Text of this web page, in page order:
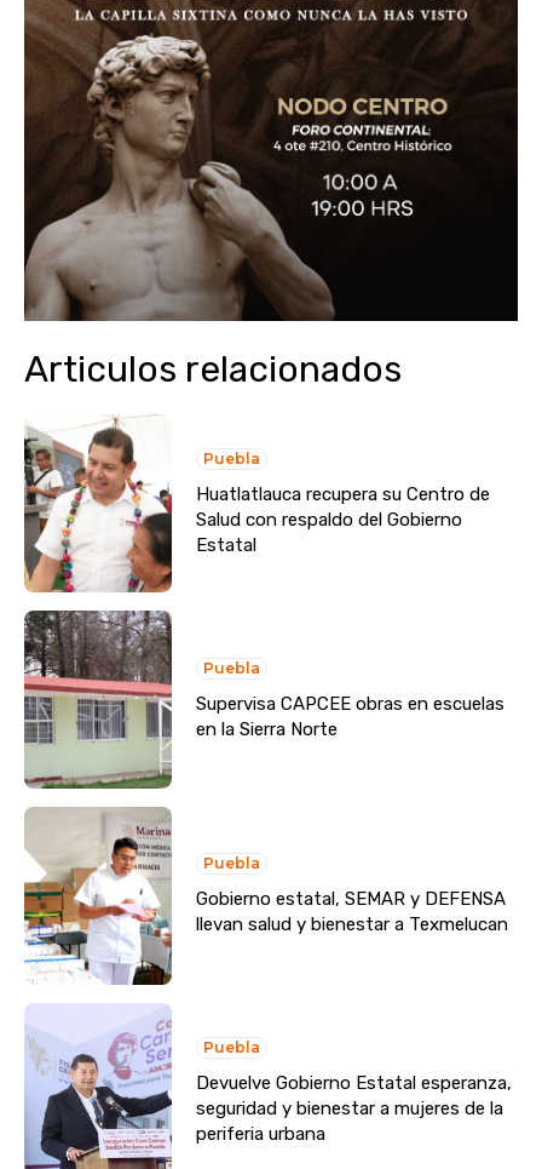
Articulos relacionados
Puebla
Huatlatlauca recupera su Centro de
Salud con respaldo del Gobierno
Estatal
Puebla
Supervisa CAPCEE obras en escuelas
en la Sierra Norte
Puebla
Gobierno estatal, SEMAR y DEFENSA
llevan salud y bienestar a Texmelucan
Puebla
Devuelve Gobierno Estatal esperanza,
seguridad y bienestar a mujeres de la
periferia urbana